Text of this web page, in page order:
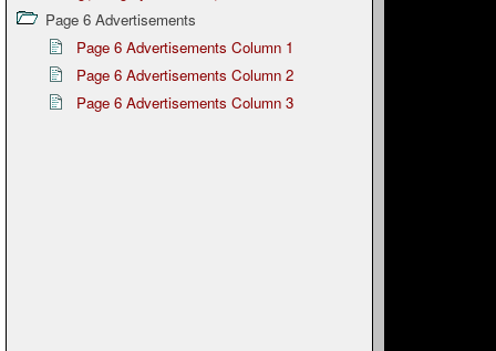
Page 6 Advertisements
Page 6 Advertisements Column 1
Page 6 Advertisements Column 2
Page 6 Advertisements Column 3